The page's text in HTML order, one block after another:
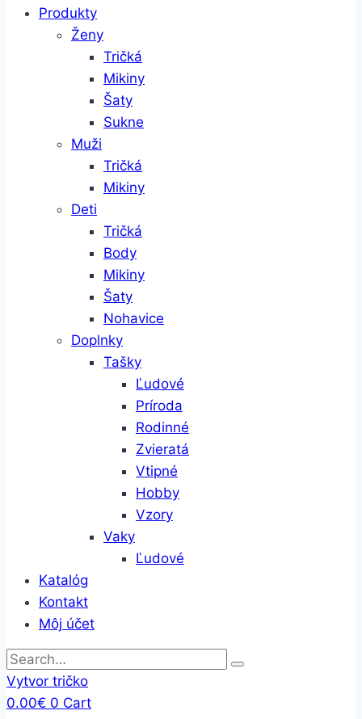
Produkty
Ženy
Tričká
Mikiny
Šaty
Sukne
Muži
Tričká
Mikiny
Deti
Tričká
Body
Mikiny
Šaty
Nohavice
Doplnky
Tašky
Ľudové
Príroda
Rodinné
Zvieratá
Vtipné
Hobby
Vzory
Vaky
Ľudové
Katalóg
Kontakt
Môj účet
Vytvor tričko
0.00€ 0 Cart